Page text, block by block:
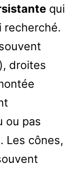
qui
recherché.
droites
ou pas
Les cônes,